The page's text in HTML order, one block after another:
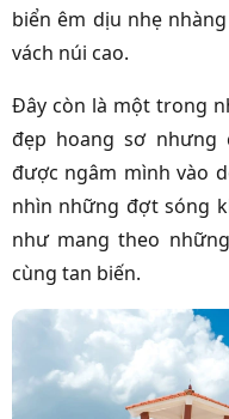
biển êm dịu nhẹ
vách núi cao.
Đây còn là một trong
đẹp hoang sơ nhưng
được ngâm mình vào
nhìn những đợt sóng
như mang theo
cùng tan biến.